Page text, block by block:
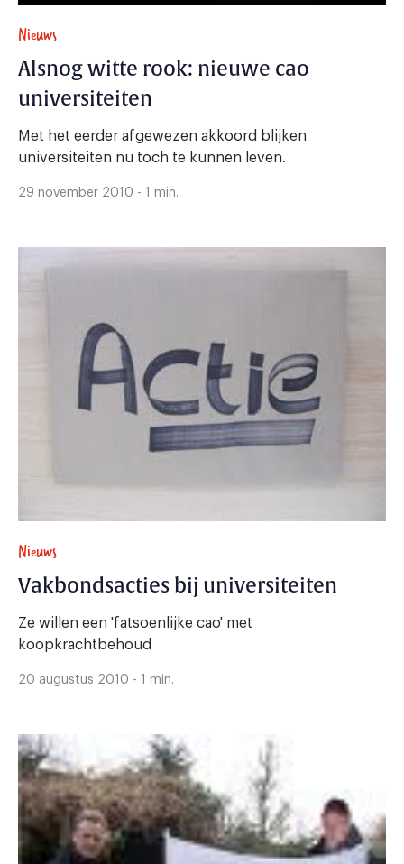
Nieuws
Alsnog witte rook: nieuwe cao
universiteiten
Met het eerder afgewezen akkoord blijken
universiteiten nu toch te kunnen leven.
29 november 2010 - 1 min.
Nieuws
Vakbondsacties bij universiteiten
Ze willen een 'fatsoenlijke cao' met
koopkrachtbehoud
20 augustus 2010 - 1 min.